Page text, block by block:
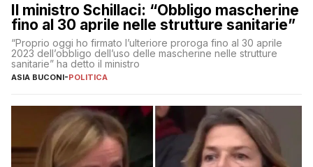
Il ministro Schillaci: “Obbligo mascherine
fino al 30 aprile nelle strutture sanitarie”
“Proprio oggi ho firmato l’ulteriore proroga fino al 30 aprile
2023 dell’obbligo dell’uso delle mascherine nelle strutture
sanitarie” ha detto il ministro
ASIA BUCONI-POLITICA